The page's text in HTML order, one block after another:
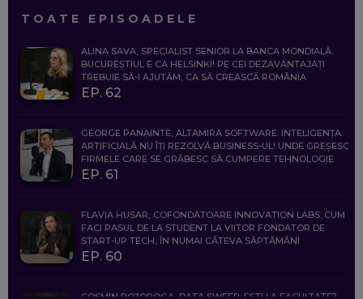
TOATE EPISOADELE
ALINA SAVA, SPECIALIST SENIOR LA BANCA MONDIALĂ:
BUCUREȘTIUL E CA HELSINKI! PE CEI DEZAVANTAJAȚI
TREBUIE SĂ-I AJUTĂM, CA SĂ CREASCĂ ROMÂNIA
EP. 62
GEORGE PANAINTE, ALTAMIRA SOFTWARE: INTELIGENȚA
ARTIFICIALĂ NU ÎȚI REZOLVĂ BUSINESS-UL! UNDE GREȘESC
FIRMELE CARE SE GRĂBESC SĂ CUMPERE TEHNOLOGIE
EP. 61
FLAVIA HUSAR, COFONDATOARE INNOVATION LABS: CUM
FACI PASUL DE LA STUDENT LA VIITOR FONDATOR DE
START-UP TECH, ÎN NUMAI CÂTEVA SĂPTĂMÂNI
EP. 60
COSMIN BOȚOROGA, DATA SWEEP: EȘTI LA FACULTATE?